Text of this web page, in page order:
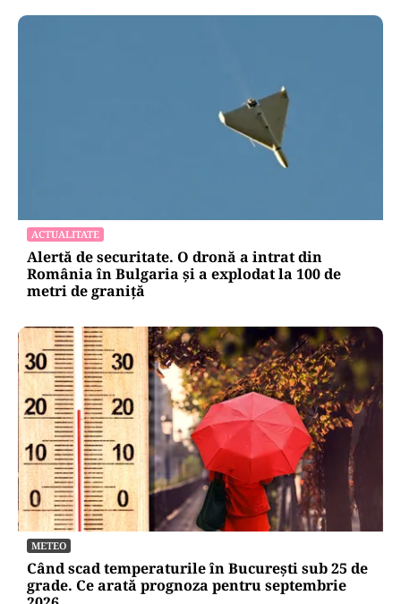
Reguli noi la vamă: Câte țigări și cât alcool mai
poți aduce din Bulgaria cu sacoșa
ACTUALITATE
Alertă de securitate. O dronă a intrat din
România în Bulgaria şi a explodat la 100 de
metri de graniţă